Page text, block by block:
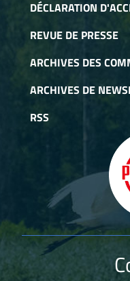
DÉCLARATION
REVUE DE PRESSE
ARCHIVES DES
ARCHIVES DE
RSS